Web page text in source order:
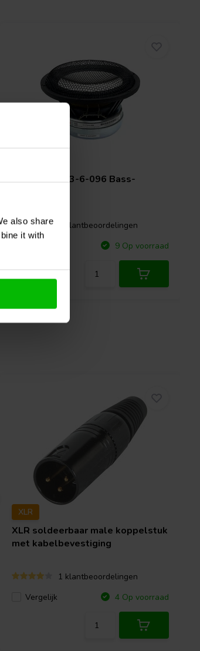
also share
it with
AccutonC173-6-096 Bass-
0 klantbeoordelingen
9 Op voorraad
XLR
XLR soldeerbaar male koppelstuk
met kabelbevestiging
1 klantbeoordelingen
Vergelijk
4 Op voorraad